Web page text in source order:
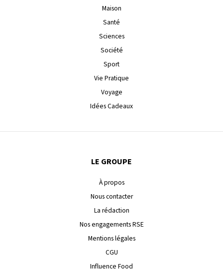
Maison
Santé
Sciences
Société
Sport
Vie Pratique
Voyage
Idées Cadeaux
LE GROUPE
À propos
Nous contacter
La rédaction
Nos engagements RSE
Mentions légales
CGU
Influence Food